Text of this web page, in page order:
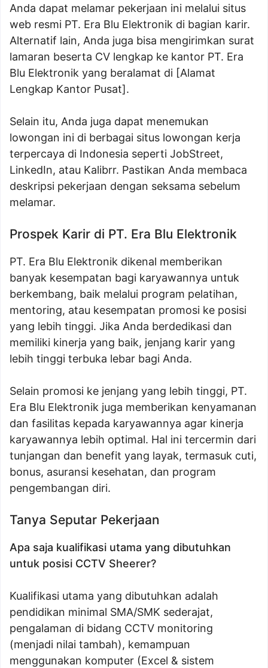
Anda dapat melamar pekerjaan ini melalui situs
web resmi PT. Era Blu Elektronik di bagian karir.
Alternatif lain, Anda juga bisa mengirimkan surat
lamaran beserta CV lengkap ke kantor PT. Era
Blu Elektronik yang beralamat di [Alamat
Lengkap Kantor Pusat].
Selain itu, Anda juga dapat menemukan
lowongan ini di berbagai situs lowongan kerja
terpercaya di Indonesia seperti JobStreet,
LinkedIn, atau Kalibrr. Pastikan Anda membaca
deskripsi pekerjaan dengan seksama sebelum
melamar.
Prospek Karir di PT. Era Blu Elektronik
PT. Era Blu Elektronik dikenal memberikan
banyak kesempatan bagi karyawannya untuk
berkembang, baik melalui program pelatihan,
mentoring, atau kesempatan promosi ke posisi
yang lebih tinggi. Jika Anda berdedikasi dan
memiliki kinerja yang baik, jenjang karir yang
lebih tinggi terbuka lebar bagi Anda.
Selain promosi ke jenjang yang lebih tinggi, PT.
Era Blu Elektronik juga memberikan kenyamanan
dan fasilitas kepada karyawannya agar kinerja
karyawannya lebih optimal. Hal ini tercermin dari
tunjangan dan benefit yang layak, termasuk cuti,
bonus, asuransi kesehatan, dan program
pengembangan diri.
Tanya Seputar Pekerjaan
Apa saja kualifikasi utama yang dibutuhkan
untuk posisi CCTV Sheerer?
Kualifikasi utama yang dibutuhkan adalah
pendidikan minimal SMA/SMK sederajat,
pengalaman di bidang CCTV monitoring
(menjadi nilai tambah), kemampuan
menggunakan komputer (Excel & sistem